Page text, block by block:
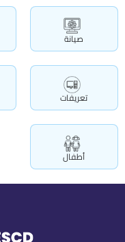
صيانة
تعريفات
أطفال